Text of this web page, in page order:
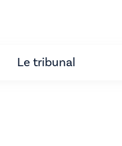
Le tribunal